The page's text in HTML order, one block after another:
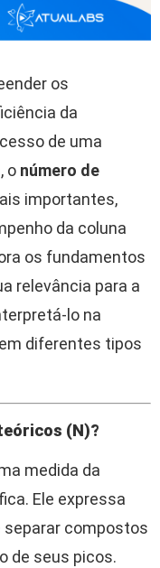
os
da
de uma
o número de
importantes,
da coluna
os fundamentos
relevância para a
lo na
diferentes tipos
(N)?
medida da
Ele expressa
separar compostos
de seus picos.